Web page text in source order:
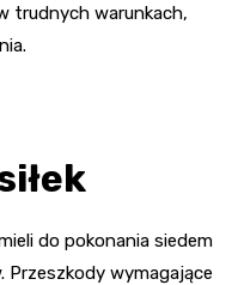
trudnych warunkach,
do pokonania siedem
wymagające